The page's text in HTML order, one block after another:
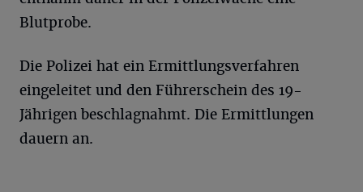
Blutprobe.
Die Polizei hat ein Ermittlungsverfahren
eingeleitet und den Führerschein des 19-
Jährigen beschlagnahmt. Die Ermittlungen
dauern an.